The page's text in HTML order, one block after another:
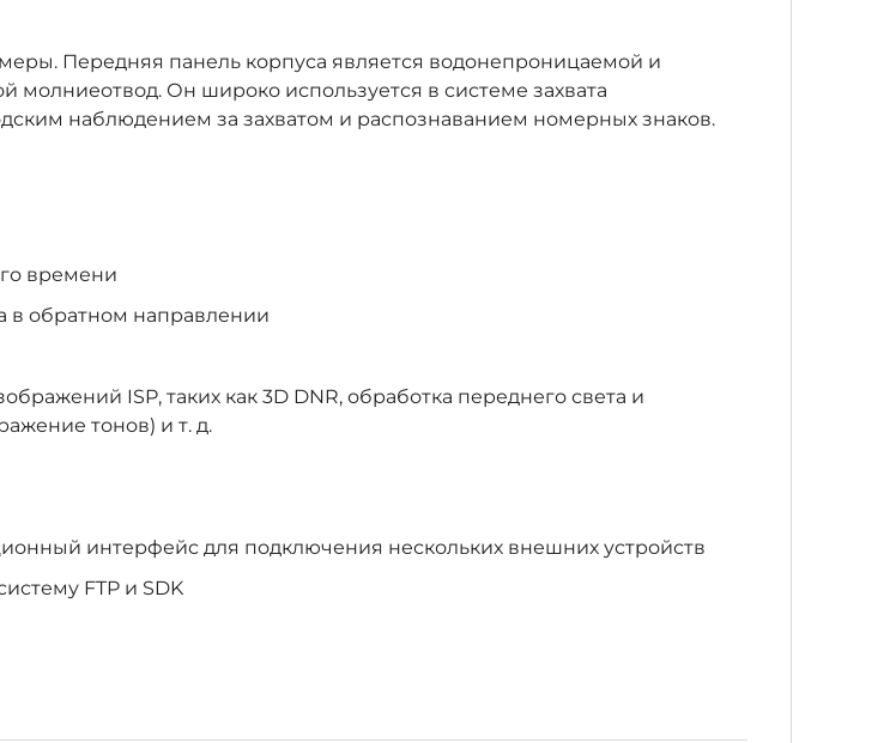
Передняя панель корпуса является водонепроницаемой и
Он широко используется в системе захвата
наблюдением за захватом и распознаванием номерных знаков.
времени
в обратном направлении
ISP, таких как 3D DNR, обработка переднего света и
тонов) и т. д.
интерфейс для подключения нескольких внешних устройств
FTP и SDK